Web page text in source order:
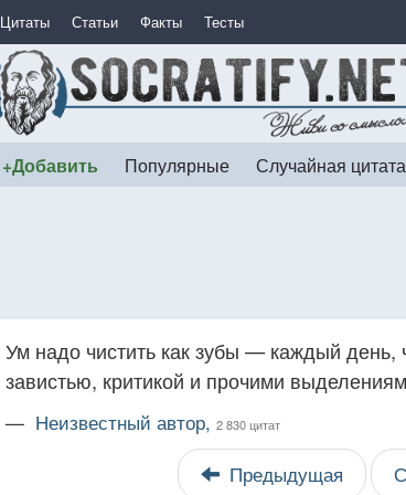
Цитаты Статьи Факты Тесты
+Добавить Популярные Случайная цитата
Ум надо чистить как зубы — каждый день,
завистью, критикой и прочими
— Неизвестный автор, 2 830 цитат
Предыдущая